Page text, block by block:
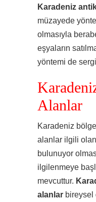
Karadeniz
müzayede
olmasıyla
eşyaların
yöntemi de
Alanlar
Karadeniz
alanlar ilgili
bulunuyor
ilgilenmeye
mevcuttur.
alanlar bireysel